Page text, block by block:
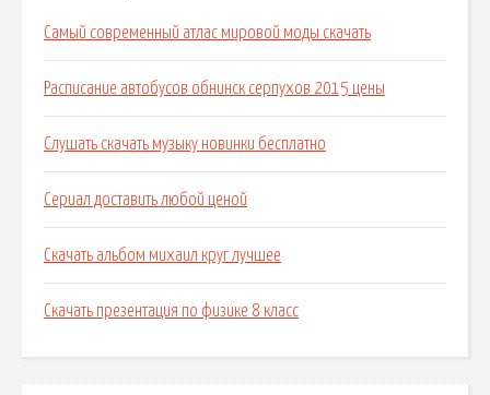
Самый современный атлас мировой моды скачать
Расписание автобусов обнинск серпухов 2015 цены
Слушать скачать музыку новинки бесплатно
Сериал доставить любой ценой
Скачать альбом михаил круг лучшее
Скачать презентация по физике 8 класс